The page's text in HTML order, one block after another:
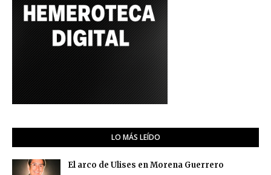
LO MÁS LEÍDO
El arco de Ulises en Morena Guerrero